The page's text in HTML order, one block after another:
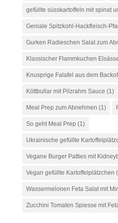
gefüllte süsskartoffeln mit spinat
Geniale Spitzkohl-Hackfleisch-
Gurken Radieschen Salat zum
Klassischer Flammkuchen
Knusprige Falafel aus dem
Köttbullar mit Pilzrahm Sauce (1)
Meal Prep zum Abnehmen (1)
So geht Meal Prep (1)
Ukrainische gefüllte
Vegane Burger Patties mit
Vegan gefüllte Kartoffelplätzchen
Wassermelonen Feta Salat mit
Zucchini Tomaten Spiesse mit